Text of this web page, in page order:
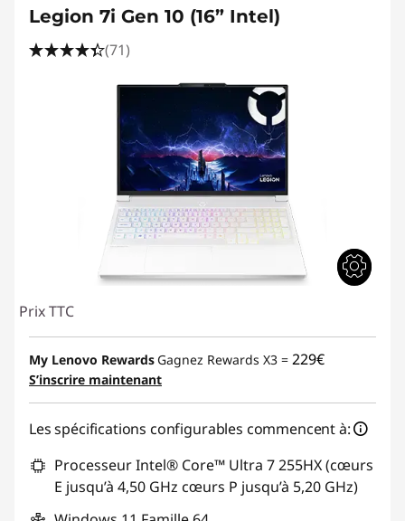
Legion 7i Gen 10 (16” Intel)
(71)
Prix TTC
My Lenovo Rewards Gagnez Rewards X3 = 229€
S’inscrire maintenant
Les spécifications configurables commencent à:
Processeur Intel® Core™ Ultra 7 255HX (cœurs
E jusqu’à 4,50 GHz cœurs P jusqu’à 5,20 GHz)